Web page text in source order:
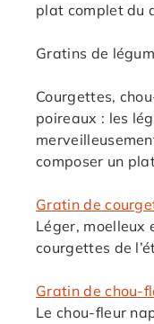
plat complet du
Gratins de
Courgettes,
poireaux : les
composer un
Gratin de
Léger, moelleux
courgettes de
Gratin de chou-
Le chou-fleur